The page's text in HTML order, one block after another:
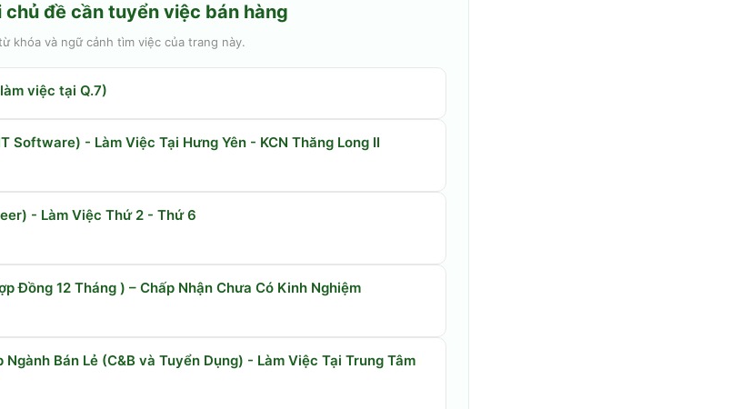
chủ đề cần tuyển việc bán hàng
khóa và ngữ cảnh tìm việc của trang này.
việc tại Q.7)
Software) - Làm Việc Tại Hưng Yên - KCN Thăng Long II
- Làm Việc Thứ 2 - Thứ 6
Đồng 12 Tháng ) – Chấp Nhận Chưa Có Kinh Nghiệm
Ngành Bán Lẻ (C&B và Tuyển Dụng) - Làm Việc Tại Trung Tâm